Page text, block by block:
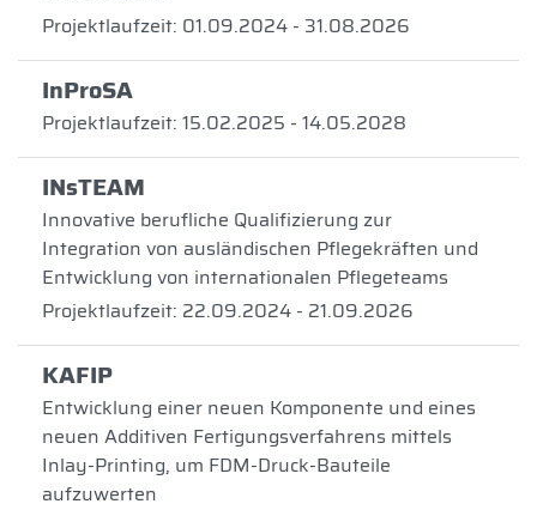
Projektlaufzeit: 01.09.2024 - 31.08.2026
InProSA
Projektlaufzeit: 15.02.2025 - 14.05.2028
INsTEAM
Innovative berufliche Qualifizierung zur
Integration von ausländischen Pflegekräften und
Entwicklung von internationalen Pflegeteams
Projektlaufzeit: 22.09.2024 - 21.09.2026
KAFIP
Entwicklung einer neuen Komponente und eines
neuen Additiven Fertigungsverfahrens mittels
Inlay-Printing, um FDM-Druck-Bauteile
aufzuwerten